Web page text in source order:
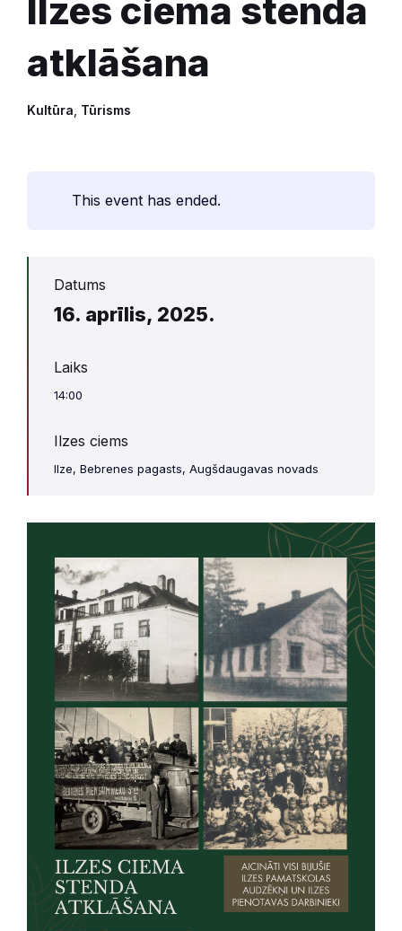
Ilzes ciema stenda
atklāšana
Kultūra Tūrisms
This event has ended.
Datums
16. aprīlis, 2025.
Laiks
14:00
Ilzes ciems
Ilze, Bebrenes pagasts, Augšdaugavas novads